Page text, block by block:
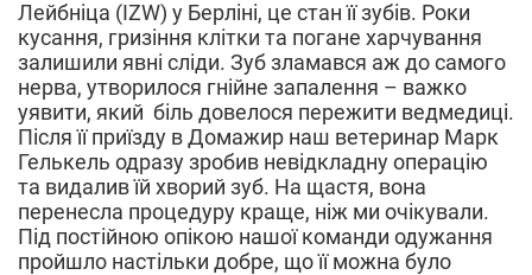
Лейбніца (IZW) у Берліні, це стан її зубів. Роки
кусання, гризіння клітки та погане харчування
залишили явні сліди. Зуб зламався аж до самого
нерва, утворилося гнійне запалення – важко
уявити, який біль довелося пережити ведмедиці.
Після її приїзду в Домажир наш ветеринар Марк
Гелькель одразу зробив невідкладну операцію
та видалив їй хворий зуб. На щастя, вона
перенесла процедуру краще, ніж ми очікували.
Під постійною опікою нашої команди одужання
пройшло настільки добре, що її можна було